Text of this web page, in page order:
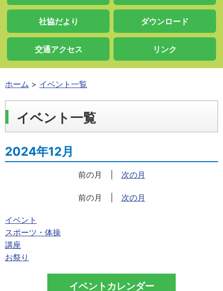
社協だより ダウンロード
交通アクセス リンク
ホーム イベント一覧
イベント
スポーツ・体操
講座
お祭り
イベントカレンダー
イベント一覧
2024年12月
前の月 次の月
前の月 次の月